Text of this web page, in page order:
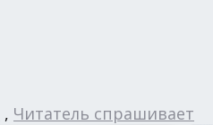
, Читатель спрашивает